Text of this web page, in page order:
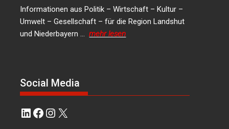
Informationen aus Politik – Wirtschaft – Kultur –
Umwelt – Gesellschaft – für die Region Landshut
und Niederbayern …mehr lesen
Social Media
LinkedIn
Facebook
Instagram
X